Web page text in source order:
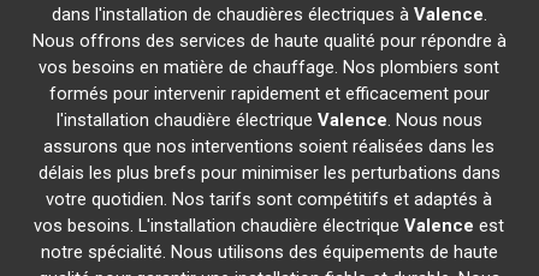
dans l'installation de chaudières électriques à Valence.
Nous offrons des services de haute qualité pour répondre à
vos besoins en matière de chauffage. Nos plombiers sont
formés pour intervenir rapidement et efficacement pour
l'installation chaudière électrique Valence. Nous nous
assurons que nos interventions soient réalisées dans les
délais les plus brefs pour minimiser les perturbations dans
votre quotidien. Nos tarifs sont compétitifs et adaptés à
vos besoins. L'installation chaudière électriqueValence est
notre spécialité. Nous utilisons des équipements de haute